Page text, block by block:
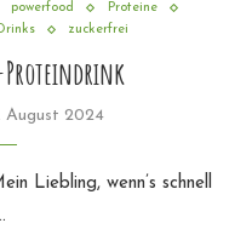
powerfood
Proteine
zuckerfrei
Proteindrink
August 2024
Liebling, wenn’s schnell